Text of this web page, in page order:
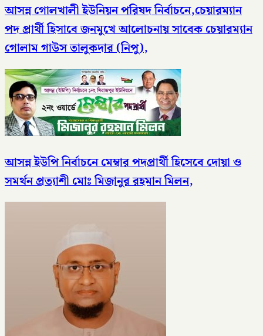
আসন্ন গোলখালী ইউনিয়ন পরিষদ নির্বাচনে,চেয়ারম্যান
পদ প্রার্থী হিসাবে জনমুখে আলোচনায় সাবেক চেয়ারম্যান
গোলাম গাউস তালুকদার (নিপু),
আসন্ন ইউপি নির্বাচনে মেম্বার পদপ্রার্থী হিসেবে দোয়া ও
সমর্থন প্রত্যাশী মোঃ মিজানুর রহমান মিলন,